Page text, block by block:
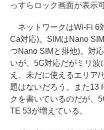
っすらロック画面が表示
ネットワークはWi-Fi 6
Ca対応)。SIMはNano
つNano SIMと排他)。対
いが、5G対応だがミリ
え、未だに使えるエリア/
題はないだろう。また13
クを書いているのだが、
TE 53が増えている。